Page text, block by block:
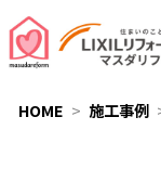
HOME 施工事例